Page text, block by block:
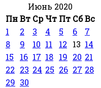
Июнь 2020
ПнВт Ср Чт Пт СбВс
1
2 3 4 5 6
7
8
9 10 11 12 13 14
15
16 17 18 19 20 21
22 23 24 25 26 27 28
29 30